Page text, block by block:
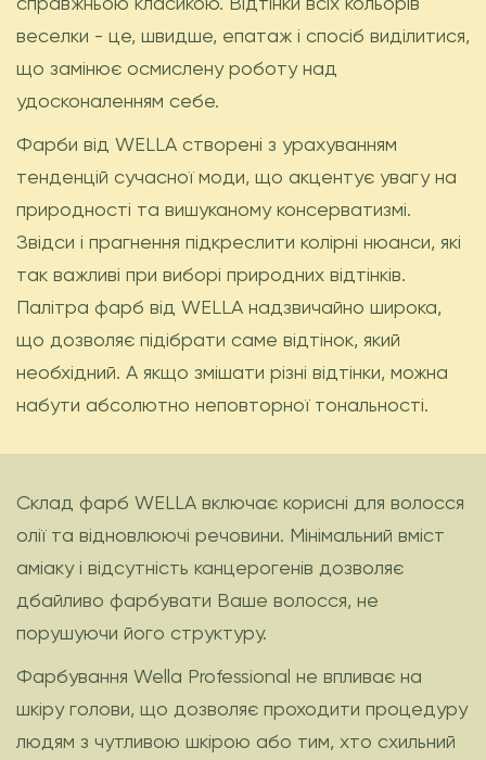
веселки - це, швидше, епатаж і спосіб виділитися,
що замінює осмислену роботу над
удосконаленням себе.
Фарби від WELLA створені з урахуванням
тенденцій сучасної моди, що акцентує увагу на
природності та вишуканому консерватизмі.
Звідси і прагнення підкреслити колірні нюанси, які
так важливі при виборі природних відтінків.
Палітра фарб від WELLA надзвичайно широка,
що дозволяє підібрати саме відтінок, який
необхідний. А якщо змішати різні відтінки, можна
набути абсолютно неповторної тональності.
Склад фарб WELLA включає корисні для волосся
олії та відновлюючі речовини. Мінімальний вміст
аміаку і відсутність канцерогенів дозволяє
дбайливо фарбувати Ваше волосся, не
порушуючи його структуру.
Фарбування Wella Professional не впливає на
шкіру голови, що дозволяє проходити процедуру
людям з чутливою шкірою або тим, хто схильний